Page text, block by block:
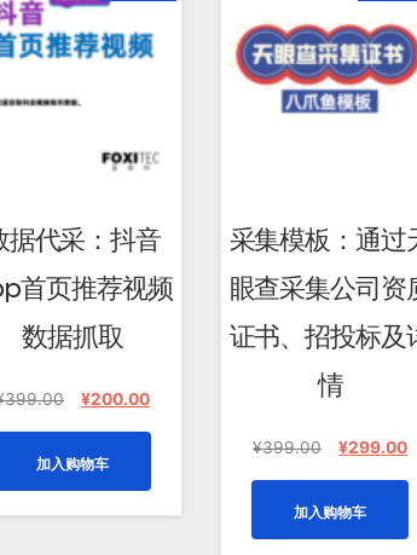
据代采：抖音
首页推荐视频
数据抓取
399.00
原
¥399.00。
¥200.00当
为：
¥200.00。
加入购物车
采集模板：通过
眼查采集公司资
证书、招投标及
情
¥399.00
原
¥399.00。
¥299.00当
加入购物车